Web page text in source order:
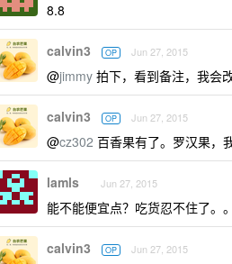
8.8
calvin3 OP Jun 27, 2015
@jimmy 拍下，看到备注，我会
calvin3 OP Jun 27, 2015
@cz302 百香果有了。罗汉果，
lamls Jun 27, 2015
能不能便宜点？吃货忍不住了。。
calvin3 OP Jun 27, 2015